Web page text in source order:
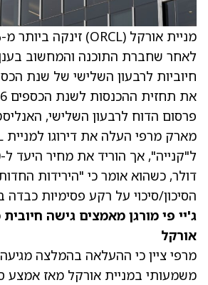
מניית אורקל (ORCL)
לאחר שחברת התוכנה והמחשוב
פרסום הדוח לרבעון השלישי,
דולר, כשהוא אומר כי "הירידות
הסיכון/סיכוי על רקע פסימיות
ג'יי פי מורגן מאמצים גישה חיובית
אורקל
מרפי ציין כי ההעלאה בהמלצה
משמעותי במניית אורקל מאז